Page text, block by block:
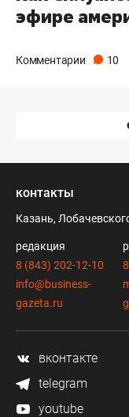
эфире
Комментарии 10
контакты
Казань,
редакция
8 (843) 202-12-10
info@business-
gazeta.ru
вконтакте
telegram
youtube